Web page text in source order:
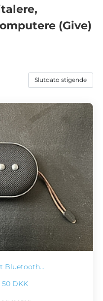
(Give)
Bluetooth…
50 DKK